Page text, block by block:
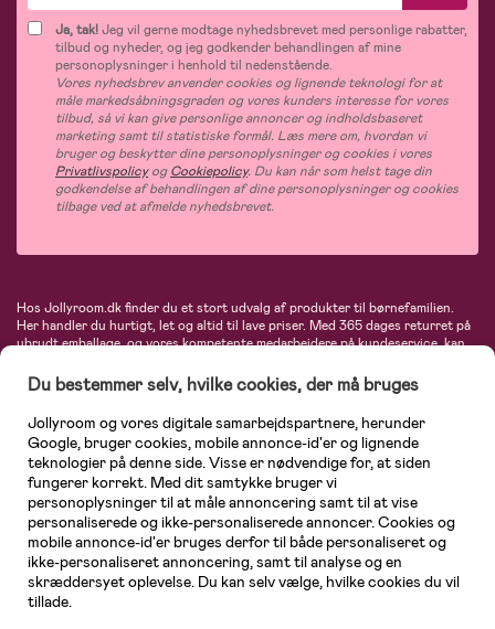
Ja, tak!Jeg vil gerne modtage nyhedsbrevet med personlige rabatter,
tilbud og nyheder, og jeg godkender behandlingen af mine
personoplysninger i henhold til nedenstående.
Vores nyhedsbrev anvender cookies og lignende teknologi for at
måle markedsåbningsgraden og vores kunders interesse for vores
tilbud, så vi kan give personlige annoncer og indholdsbaseret
marketing samt til statistiske formål. Læs mere om, hvordan vi
bruger og beskytter dine personoplysninger og cookies i vores
PrivatlivspolicyogCookiepolicy. Du kan når som helst tage din
godkendelse af behandlingen af dine personoplysninger og cookies
tilbage ved at afmelde nyhedsbrevet.
Hos Jollyroom.dk finder du et stort udvalg af produkter til børnefamilien.
Her handler du hurtigt, let og altid til lave priser. Med 365 dages returret på
ubrudt emballage, og vores kompetente medarbejdere på kundeservice, kan
barnevogne, autostole, børne- og babytøj, produkter til gravide og ammende
mødre, indretning og inspiration, legetøj, babyudstyr og meget mere. Vi
tilbyder produkter fra velkendte varemærker som Britax, Maxi-Cosi, Baby
Jogger, BabyBjörn, Didriksons, KidKraft, Ergobaby, Phillips Avent, Neonate,
Cybex, LEGO og mange flere. Kort sagt - et kæmpe sortiment venter på dig!
Du bestemmer selv, hvilke cookies, der må bruges
Jollyroom og vores digitale samarbejdspartnere, herunder
Google, bruger cookies, mobile annonce-id'er og lignende
teknologier på denne side. Visse er nødvendige for, at siden
fungerer korrekt. Med dit samtykke bruger vi
personoplysninger til at måle annoncering samt til at vise
personaliserede og ikke-personaliserede annoncer. Cookies og
mobile annonce-id'er bruges derfor til både personaliseret og
ikke-personaliseret annoncering, samt til analyse og en
skræddersyet oplevelse. Du kan selv vælge, hvilke cookies du vil
tillade.